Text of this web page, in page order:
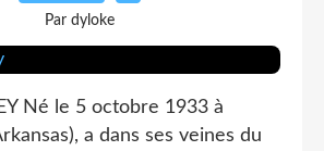
Par dyloke
Né le 5 octobre 1933 à
a dans ses veines du